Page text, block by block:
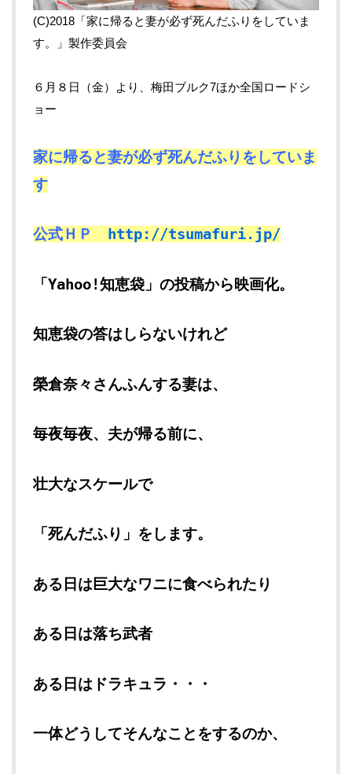
(C)2018「家に帰ると妻が必ず死んだふりをしていま
す。」製作委員会
６月８日（金）より、梅田ブルク7ほか全国ロードシ
ョー
家に帰ると妻が必ず死んだふりをしていま
す
公式ＨＰ http://tsumafuri.jp/
「Yahoo!知恵袋」の投稿から映画化。
知恵袋の答はしらないけれど
榮倉奈々さんふんする妻は、
毎夜毎夜、夫が帰る前に、
壮大なスケールで
「死んだふり」をします。
ある日は巨大なワニに食べられたり
ある日は落ち武者
ある日はドラキュラ・・・
一体どうしてそんなことをするのか、